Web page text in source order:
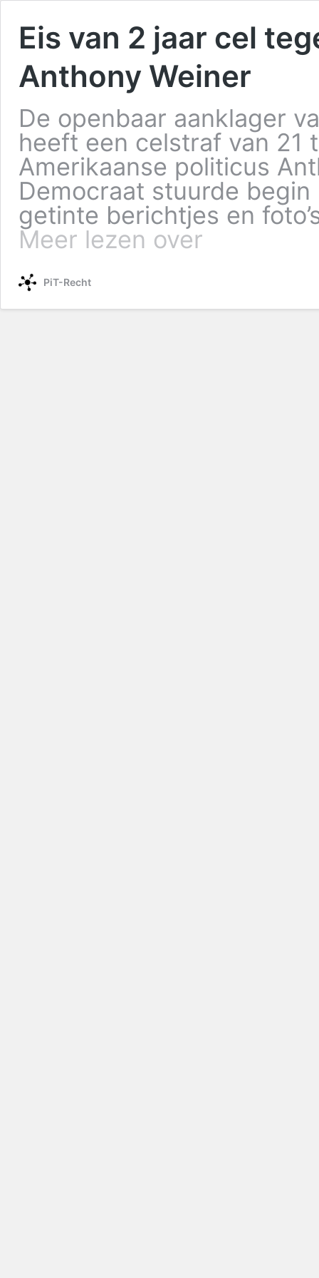
Eis van 2 jaar cel
Anthony Weiner
De openbaar aanklager
heeft een celstraf van 21
Amerikaanse politicus
Democraat stuurde
getinte berichtjes en
Meer lezen over
PiT-Recht